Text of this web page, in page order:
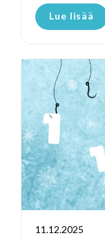
Lue lisää
11.12.2025